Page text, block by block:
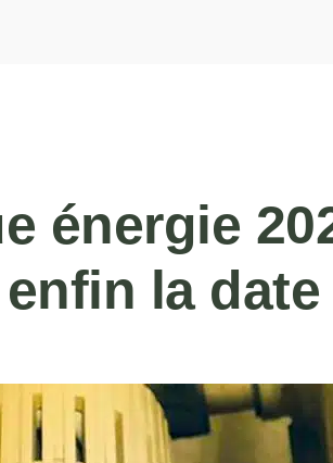
énergie
la